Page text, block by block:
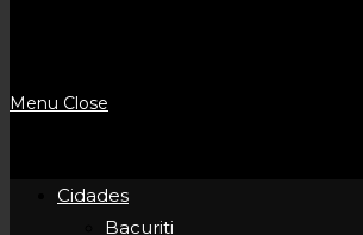
Menu Close
Cidades
Bacuriti